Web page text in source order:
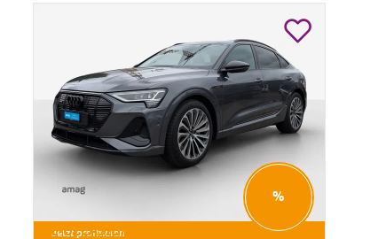
Jetzt profitieren
%
E-OCCASIONEN LEASING AB